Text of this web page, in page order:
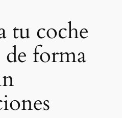
tu coche
forma